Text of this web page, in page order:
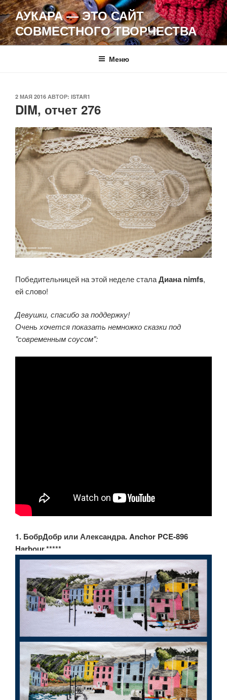
Перейти
к
содержимому
АУКАРА — ЭТО САЙТ
СОВМЕСТНОГО ТВОРЧЕСТВА
Меню
ОПУБЛИКОВАНО
2 МАЯ 2016 АВТОР: ISTAR1
DIM, отчет 276
Победительницей на этой неделе сталаДиана nimfs,
ей слово!
Девушки, спасибо за поддержку!
Очень хочется показать немножко сказки под
"современным соусом":
1. БобрДобр или Александра. Anchor PCE-896
Harbour.*****